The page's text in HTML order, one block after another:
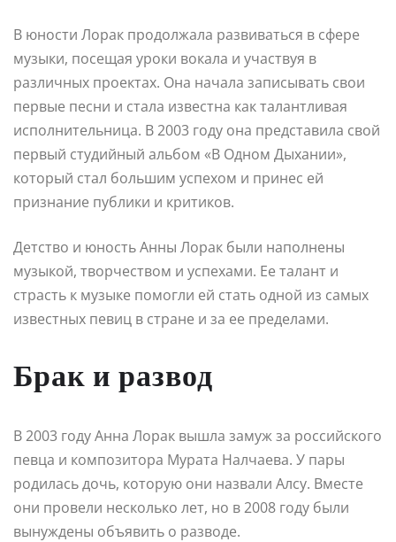
В юности Лорак продолжала развиваться в сфере
музыки, посещая уроки вокала и участвуя в
различных проектах. Она начала записывать свои
первые песни и стала известна как талантливая
исполнительница. В 2003 году она представила свой
первый студийный альбом «В Одном Дыхании»,
который стал большим успехом и принес ей
признание публики и критиков.
Детство и юность Анны Лорак были наполнены
музыкой, творчеством и успехами. Ее талант и
страсть к музыке помогли ей стать одной из самых
известных певиц в стране и за ее пределами.
Брак и развод
В 2003 году Анна Лорак вышла замуж за российского
певца и композитора Мурата Налчаева. У пары
родилась дочь, которую они назвали Алсу. Вместе
они провели несколько лет, но в 2008 году были
вынуждены объявить о разводе.